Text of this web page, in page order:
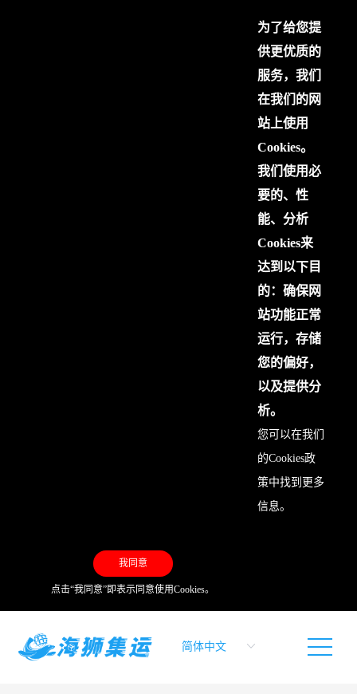
为了给您提
供更优质的
服务，我们
在我们的网
站上使用
Cookies。
我们使用必
要的、性
能、分析
Cookies来
达到以下目
的：确保网
站功能正常
运行，存储
您的偏好，
以及提供分
析。
您可以在我们
的Cookies政
策中找到更多
信息。
我同意
点击“我同意”即表示同意使用Cookies。